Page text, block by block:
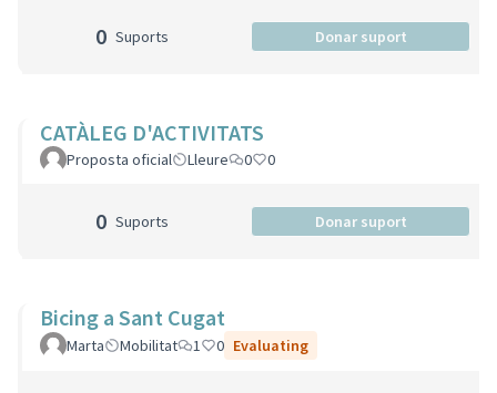
0 Suports Donar suport
CATÀLEG D'ACTIVITATS
Proposta oficial Lleure 0 0
0 Suports Donar suport
Bicing a Sant Cugat
Marta Mobilitat 1 0 Evaluating